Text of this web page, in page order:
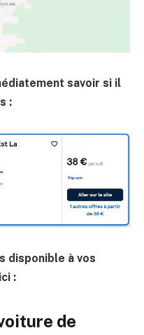
savoir si il
:
disponible à vos
:
de